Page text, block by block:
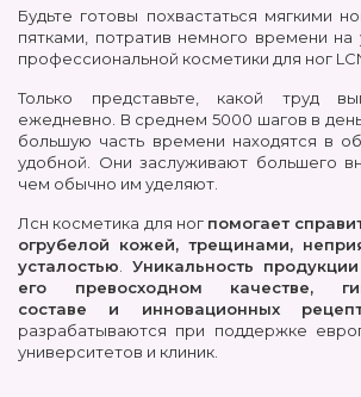
Будьте готовы похвастаться мягкими
пятками, потратив немного времени
профессиональной косметики для ног
Только представьте, какой труд
ежедневно. В среднем 5000 шагов в
большую часть времени находятся в
удобной. Они заслуживают большего
чем обычно им уделяют.
Лсн косметика для ног помогает
огрубелой кожей, трещинами,
усталостью
Уникальность
его превосходном качестве,
составе и инновационных
разрабатываются при поддержке
университетов и клиник.